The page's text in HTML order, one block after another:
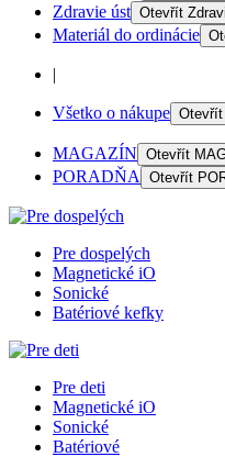
Zdravie úst Otevřít
Materiál do ordinácie
|
Všetko o nákupe Otevřít
MAGAZÍN Otevřít
PORADŇA Otevřít
Pre dospelých
Magnetické iO
Sonické
Batériové kefky
Pre deti
Magnetické iO
Sonické
Batériové